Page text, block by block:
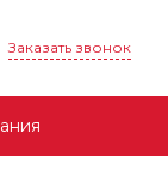
Заказать звонок